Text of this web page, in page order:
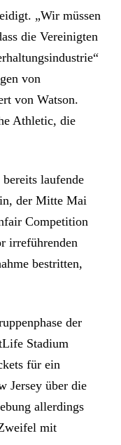
„Wir müssen
die Vereinigten
von
von Watson.
Athletic, die
laufende
der Mitte Mai
Competition
irreführenden
bestritten,
der
Stadium
für ein
Jersey über die
allerdings
mit